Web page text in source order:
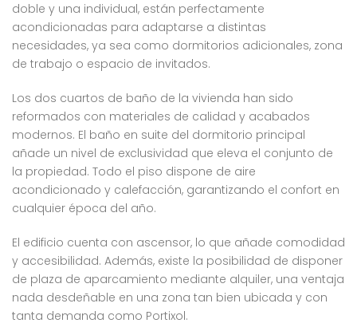
doble y una individual, están perfectamente
acondicionadas para adaptarse a distintas
necesidades, ya sea como dormitorios adicionales, zona
de trabajo o espacio de invitados.
Los dos cuartos de baño de la vivienda han sido
reformados con materiales de calidad y acabados
modernos. El baño en suite del dormitorio principal
añade un nivel de exclusividad que eleva el conjunto de
la propiedad. Todo el piso dispone de aire
acondicionado y calefacción, garantizando el confort en
cualquier época del año.
El edificio cuenta con ascensor, lo que añade comodidad
y accesibilidad. Además, existe la posibilidad de disponer
de plaza de aparcamiento mediante alquiler, una ventaja
nada desdeñable en una zona tan bien ubicada y con
tanta demanda como Portixol.